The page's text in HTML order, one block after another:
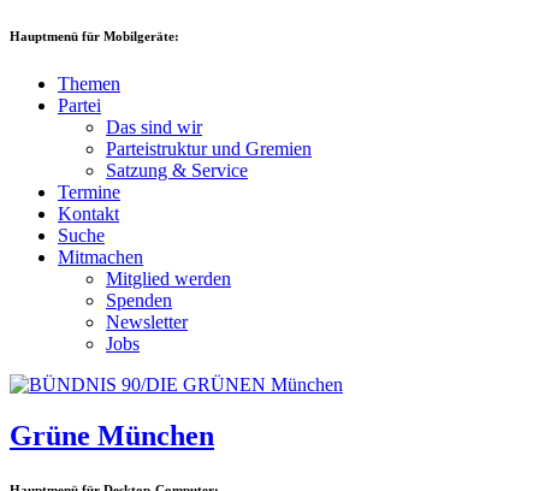
Hauptmenü für Mobilgeräte:
Themen
Partei
Das sind wir
Parteistruktur und Gremien
Satzung & Service
Termine
Kontakt
Suche
Mitmachen
Mitglied werden
Spenden
Newsletter
Jobs
Grüne München